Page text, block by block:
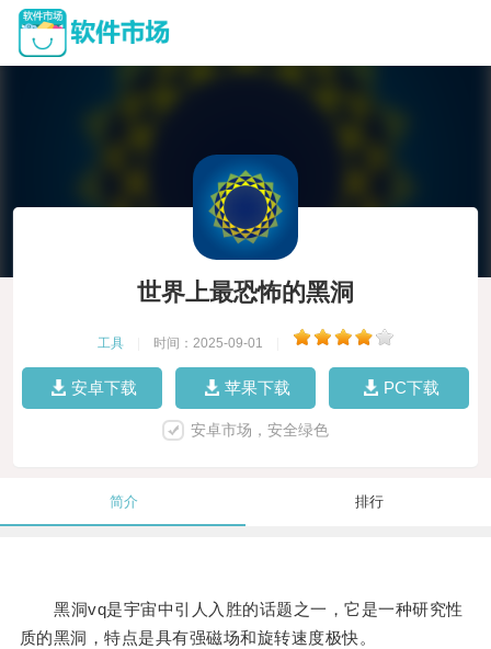
世界上最恐怖的黑洞
工具 时间：2025-09-01
安卓下载 苹果下载 PC下载
安卓市场，安全绿色
简介 排行
黑洞vq是宇宙中引人入胜的话题之一，它是一种研究性
质的黑洞，特点是具有强磁场和旋转速度极快。